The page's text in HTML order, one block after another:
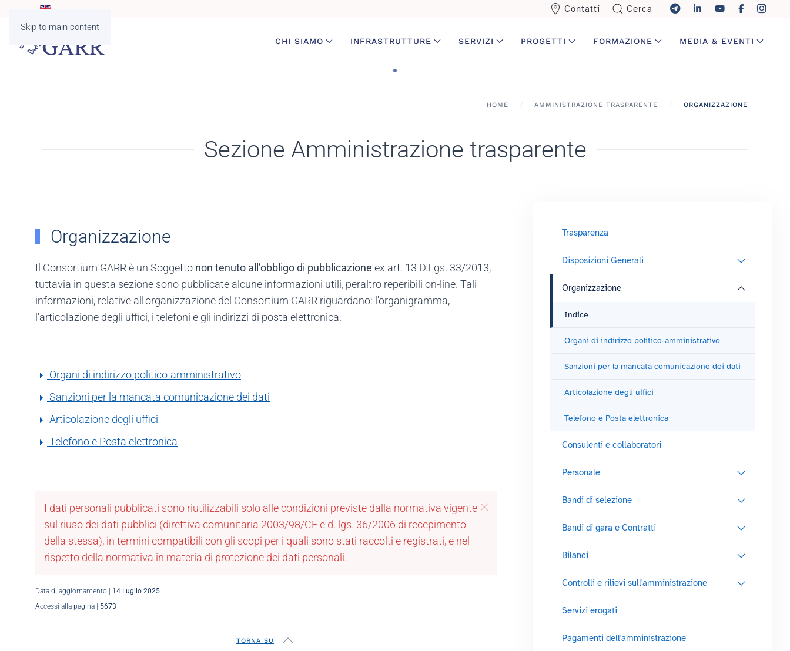
Skip to main content
Contatti Cerca
CHI SIAMO INFRASTRUTTURE SERVIZI PROGETTI FORMAZIONE MEDIA & EVENTI
HOME AMMINISTRAZIONE TRASPARENTE ORGANIZZAZIONE
Sezione Amministrazione trasparente
Organizzazione
Il Consortium GARR è un Soggetto non tenuto all’obbligo di pubblicazione ex art. 13 D.Lgs. 33/2013,
tuttavia in questa sezione sono pubblicate alcune informazioni utili, peraltro reperibili on-line. Tali
informazioni, relative all'organizzazione del Consortium GARR riguardano: l'organigramma,
l'articolazione degli uffici, i telefoni e gli indirizzi di posta elettronica.
Organi di indirizzo politico-amministrativo
Sanzioni per la mancata comunicazione dei dati
Articolazione degli uffici
Telefono e Posta elettronica
I dati personali pubblicati sono riutilizzabili solo alle condizioni previste dalla normativa vigente
sul riuso dei dati pubblici (direttiva comunitaria 2003/98/CE e d. lgs. 36/2006 di recepimento
della stessa), in termini compatibili con gli scopi per i quali sono stati raccolti e registrati, e nel
rispetto della normativa in materia di protezione dei dati personali.
Data di aggiornamento | 14 Luglio 2025
Accessi alla pagina | 5673
TORNA SU
Trasparenza
Disposizioni Generali
Organizzazione
Indice
Organi di indirizzo politico-amministrativo
Sanzioni per la mancata comunicazione dei dati
Articolazione degli uffici
Telefono e Posta elettronica
Consulenti e collaboratori
Personale
Bandi di selezione
Bandi di gara e Contratti
Bilanci
Controlli e rilievi sull'amministrazione
Servizi erogati
Pagamenti dell'amministrazione